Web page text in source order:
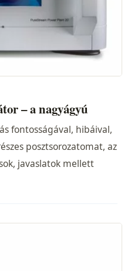
– a nagyágyú
fontosságával, hibáival,
posztsorozatomat, az
javaslatok mellett